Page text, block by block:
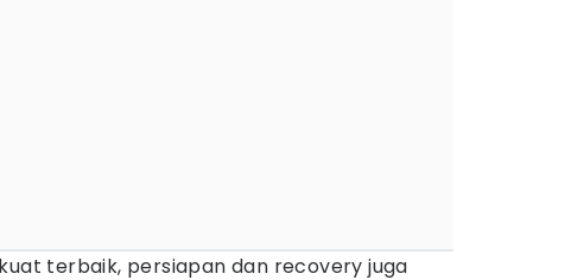
terbaik, persiapan dan recovery juga